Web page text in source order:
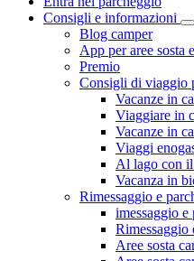
Consigli e informazioni
Blog camper
App per aree sosta
Premio
Consigli di viaggio
Vacanze in
Viaggiare in
Vacanze in
Viaggi
Al lago con
Vacanza in
Rimessaggio e
imessaggio e
Rimessaggio
Aree sosta